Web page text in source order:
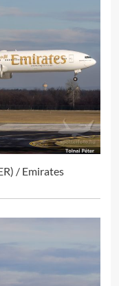
/ Emirates